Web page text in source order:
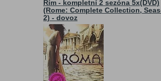
Řím - kompletní 2 sezóna 5x(DVD)
(Rome: Complete Collection,
2) - dovoz